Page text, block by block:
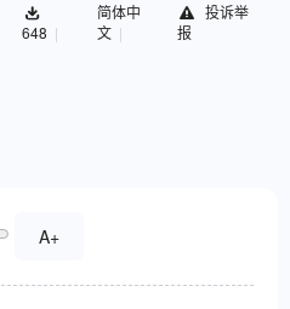
648
简体中
文
投诉举
报
A+